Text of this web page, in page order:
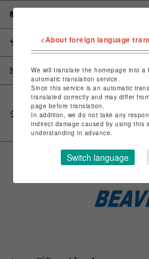
概要
サイズ
注意事項
シェアする
<About foreign language
We will translate the homepage into
automatic translation service.
Since this service is an automatic
translated correctly and may differ
page before translation.
In addition, we do not take any
indirect damage caused by using this
understanding in advance.
Switch language